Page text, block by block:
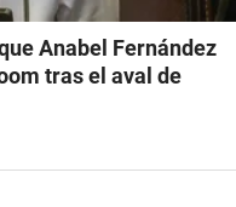
Anabel Fernández
tras el aval de